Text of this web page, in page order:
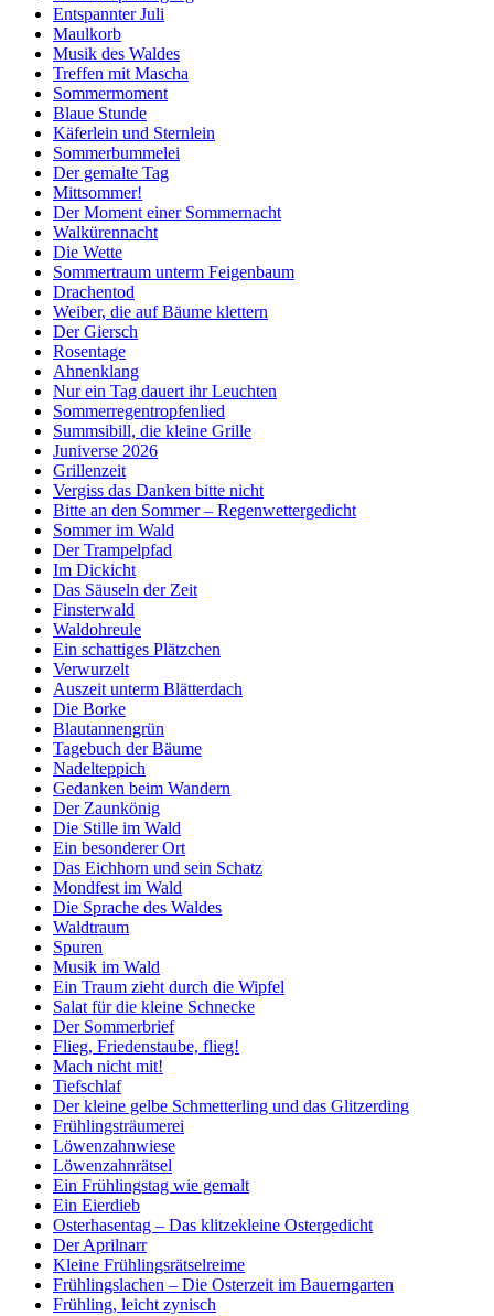
Entspannter Juli
Maulkorb
Musik des Waldes
Treffen mit Mascha
Sommermoment
Blaue Stunde
Käferlein und Sternlein
Sommerbummelei
Der gemalte Tag
Mittsommer!
Der Moment einer Sommernacht
Walkürennacht
Die Wette
Sommertraum unterm Feigenbaum
Drachentod
Weiber, die auf Bäume klettern
Der Giersch
Rosentage
Ahnenklang
Nur ein Tag dauert ihr Leuchten
Sommerregentropfenlied
Summsibill, die kleine Grille
Juniverse 2026
Grillenzeit
Vergiss das Danken bitte nicht
Bitte an den Sommer – Regenwettergedicht
Sommer im Wald
Der Trampelpfad
Im Dickicht
Das Säuseln der Zeit
Finsterwald
Waldohreule
Ein schattiges Plätzchen
Verwurzelt
Auszeit unterm Blätterdach
Die Borke
Blautannengrün
Tagebuch der Bäume
Nadelteppich
Gedanken beim Wandern
Der Zaunkönig
Die Stille im Wald
Ein besonderer Ort
Das Eichhorn und sein Schatz
Mondfest im Wald
Die Sprache des Waldes
Waldtraum
Spuren
Musik im Wald
Ein Traum zieht durch die Wipfel
Salat für die kleine Schnecke
Der Sommerbrief
Flieg, Friedenstaube, flieg!
Mach nicht mit!
Tiefschlaf
Der kleine gelbe Schmetterling und das Glitzerding
Frühlingsträumerei
Löwenzahnwiese
Löwenzahnrätsel
Ein Frühlingstag wie gemalt
Ein Eierdieb
Osterhasentag – Das klitzekleine Ostergedicht
Der Aprilnarr
Kleine Frühlingsrätselreime
Frühlingslachen – Die Osterzeit im Bauerngarten
Frühling, leicht zynisch